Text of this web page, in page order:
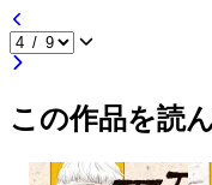
この作品を読